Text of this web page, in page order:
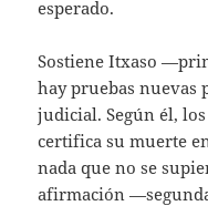
esperado.
Sostiene Itxaso
hay pruebas nuevas
judicial. Según él,
certifica su muerte
nada que no se
afirmación